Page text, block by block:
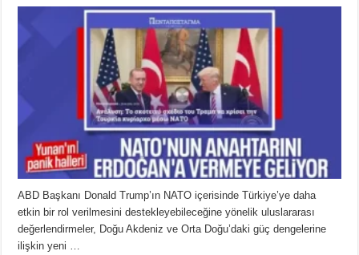
ABD Başkanı Donald Trump’ın NATO içerisinde Türkiye’ye daha
etkin bir rol verilmesini destekleyebileceğine yönelik uluslararası
değerlendirmeler, Doğu Akdeniz ve Orta Doğu’daki güç dengelerine
ilişkin yeni …